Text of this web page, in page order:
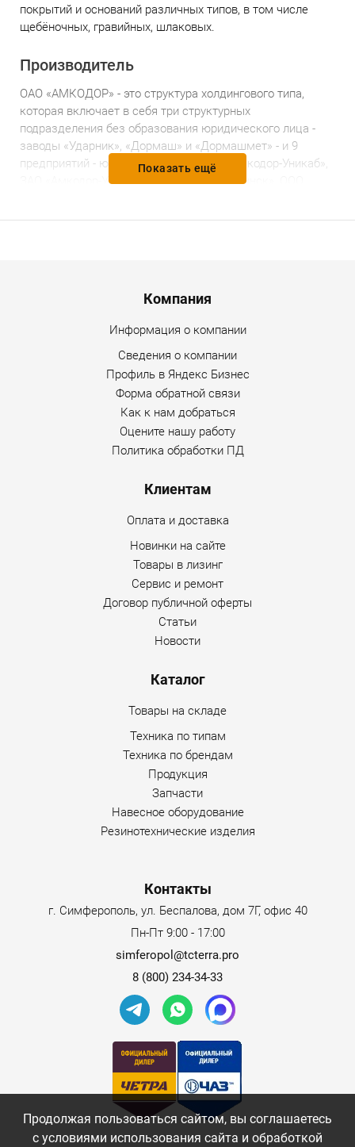
покрытий и оснований различных типов, в том числе
щебёночных, гравийных, шлаковых.
Производитель
ОАО «АМКОДОР» - это структура холдингового типа,
которая включает в себя три структурных
подразделения без образования юридического лица -
заводы «Ударник», «Дормаш» и «Дормашмет» - и 9
предприятий - юридических лиц: ЗАО «Амкодор-Уникаб»,
ЗАО «Амкодор-Унимод», ЗАО «Амкодор-Пинск», ООО
Катки дорожные от ОАО «АМКОДОР» представлены
каток вибрационный АМКОДОР 6632 [масса
эксплуатационная 9000 кг];
каток статический самоходный пневмошинный
АМКОДОР 6641 [масса эксплуатационная 9600 кг];
каток вибрационный самоходный
эксплуатационная 10000 кг]
каток вибрационный асфальтовый АМКОДОР
каток вибрационный одновальцовый АМКОДОР
RS120 [масса эксплуатационная 12000 кг];
каток вибрационный грунтовый АМКОДОР 6712В
[масса эксплуатационная 12100 кг];
эксплуатационная 13500 кг];
каток вибрационный одновальцовый АМКОДОР
каток вибрационный самоходный двухвальцовый
АМКОДОР RT160А [масса эксплуатационная 16000
каток вибрационный самоходный АМКОДОР 6811
[масса эксплуатационная 16000 кг].
коммерческое предложение по другим каткам
дорожным из представленного выше ассортимента -
отправьте, пожалуйста, нам на адрес электронной почты
К основным преимуществам этого катка можно отнести:
широкий спектр применения (двухамплитудная
вибрация с повышенной силой воздействия
обеспечивает эффективное уплотнение всех слоев
дорожных покрытий, выполненных из различных
материалов и имеющих разные толщины);
Показать ещё
Компания
Информация о компании
Сведения о компании
Профиль в Яндекс Бизнес
Форма обратной связи
Как к нам добраться
Оцените нашу работу
Политика обработки ПД
Клиентам
Оплата и доставка
Новинки на сайте
Товары в лизинг
Сервис и ремонт
Договор публичной оферты
Статьи
Новости
Каталог
Товары на складе
Техника по типам
Техника по брендам
Продукция
Запчасти
Навесное оборудование
Резинотехнические изделия
Контакты
г. Симферополь, ул. Беспалова, дом 7Г, офис 40
Пн-Пт 9:00 - 17:00
simferopol@tcterra.pro
8 (800) 234-34-33
Продолжая пользоваться сайтом, вы соглашаетесь
с условиями использования сайта и обработкой